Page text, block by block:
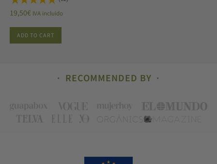
19,50€ IVA incluido
ADD TO CART
RECOMMENDED BY